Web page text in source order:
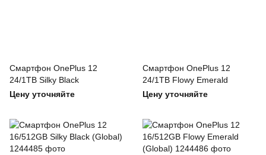
Смартфон OnePlus 12
24/1TB Silky Black
Цену уточняйте
Смартфон OnePlus 12
24/1TB Flowy Emerald
Цену уточняйте